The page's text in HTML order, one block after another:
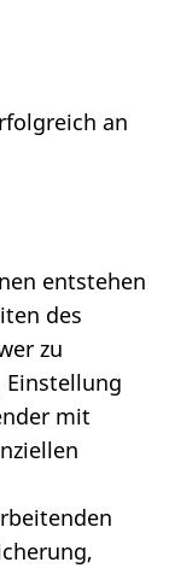
an
entstehen
des
zu
Einstellung
mit